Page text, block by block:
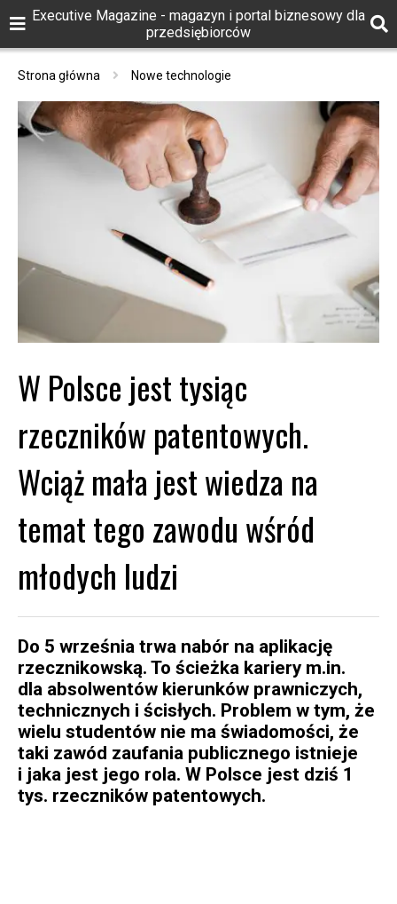
Executive Magazine - magazyn i portal biznesowy dla
przedsiębiorców
Strona główna Nowe technologie
W Polsce jest tysiąc
rzeczników patentowych.
Wciąż mała jest wiedza na
temat tego zawodu wśród
młodych ludzi
Do 5 września trwa nabór na aplikację
rzecznikowską. To ścieżka kariery m.in.
dla absolwentów kierunków prawniczych,
technicznych i ścisłych. Problem w tym, że
wielu studentów nie ma świadomości, że
taki zawód zaufania publicznego istnieje
i jaka jest jego rola. W Polsce jest dziś 1
tys. rzeczników patentowych.